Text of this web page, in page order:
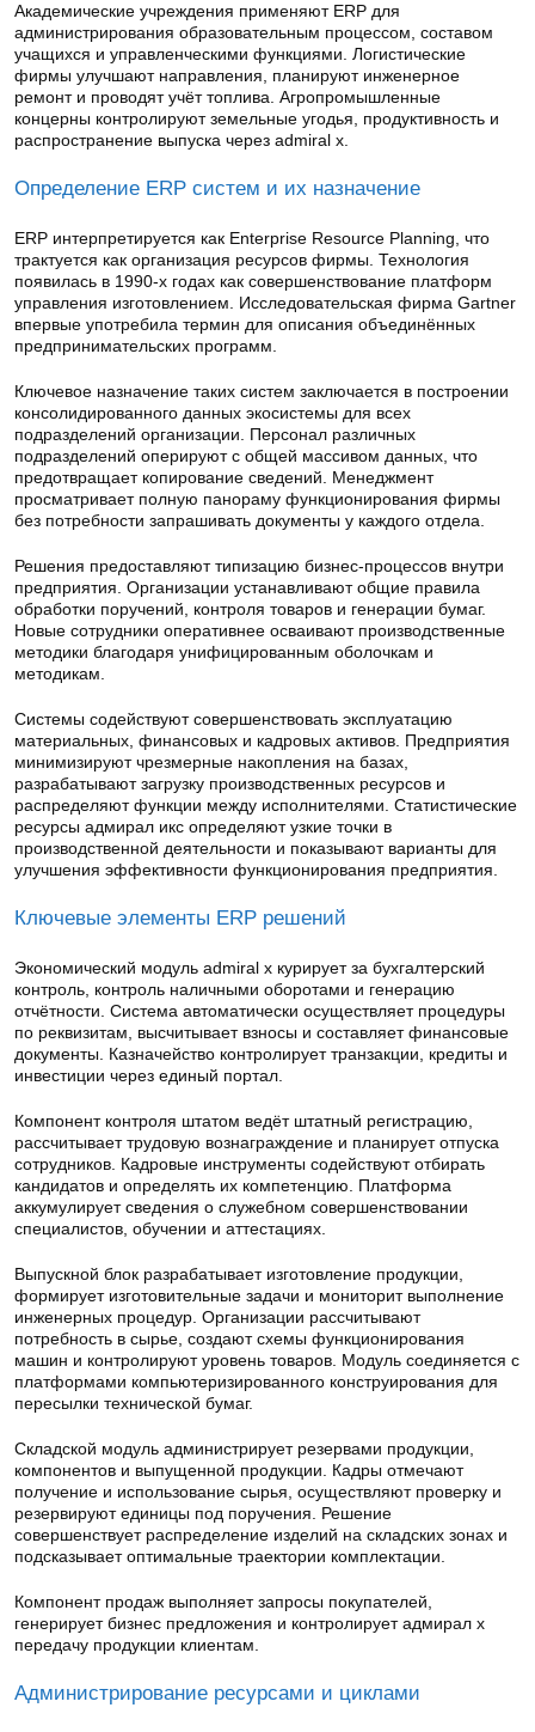
Академические учреждения применяют ERP для
администрирования образовательным процессом, составом
учащихся и управленческими функциями. Логистические
фирмы улучшают направления, планируют инженерное
ремонт и проводят учёт топлива. Агропромышленные
концерны контролируют земельные угодья, продуктивность и
распространение выпуска через admiral x.
Определение ERP систем и их назначение
ERP интерпретируется как Enterprise Resource Planning, что
трактуется как организация ресурсов фирмы. Технология
появилась в 1990-х годах как совершенствование платформ
управления изготовлением. Исследовательская фирма Gartner
впервые употребила термин для описания объединённых
предпринимательских программ.
Ключевое назначение таких систем заключается в построении
консолидированного данных экосистемы для всех
подразделений организации. Персонал различных
подразделений оперируют с общей массивом данных, что
предотвращает копирование сведений. Менеджмент
просматривает полную панораму функционирования фирмы
без потребности запрашивать документы у каждого отдела.
Решения предоставляют типизацию бизнес-процессов внутри
предприятия. Организации устанавливают общие правила
обработки поручений, контроля товаров и генерации бумаг.
Новые сотрудники оперативнее осваивают производственные
методики благодаря унифицированным оболочкам и
методикам.
Системы содействуют совершенствовать эксплуатацию
материальных, финансовых и кадровых активов. Предприятия
минимизируют чрезмерные накопления на базах,
разрабатывают загрузку производственных ресурсов и
распределяют функции между исполнителями. Статистические
ресурсы адмирал икс определяют узкие точки в
производственной деятельности и показывают варианты для
улучшения эффективности функционирования предприятия.
Ключевые элементы ERP решений
Экономический модуль admiral x курирует за бухгалтерский
контроль, контроль наличными оборотами и генерацию
отчётности. Система автоматически осуществляет процедуры
по реквизитам, высчитывает взносы и составляет финансовые
документы. Казначейство контролирует транзакции, кредиты и
инвестиции через единый портал.
Компонент контроля штатом ведёт штатный регистрацию,
рассчитывает трудовую вознаграждение и планирует отпуска
сотрудников. Кадровые инструменты содействуют отбирать
кандидатов и определять их компетенцию. Платформа
аккумулирует сведения о служебном совершенствовании
специалистов, обучении и аттестациях.
Выпускной блок разрабатывает изготовление продукции,
формирует изготовительные задачи и мониторит выполнение
инженерных процедур. Организации рассчитывают
потребность в сырье, создают схемы функционирования
машин и контролируют уровень товаров. Модуль соединяется с
платформами компьютеризированного конструирования для
пересылки технической бумаг.
Складской модуль администрирует резервами продукции,
компонентов и выпущенной продукции. Кадры отмечают
получение и использование сырья, осуществляют проверку и
резервируют единицы под поручения. Решение
совершенствует распределение изделий на складских зонах и
подсказывает оптимальные траектории комплектации.
Компонент продаж выполняет запросы покупателей,
генерирует бизнес предложения и контролирует адмирал х
передачу продукции клиентам.
Администрирование ресурсами и циклами